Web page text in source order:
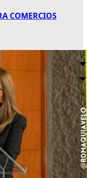
COMERCIOS